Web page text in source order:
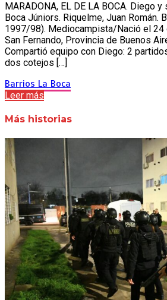
MARADONA, EL DE LA BOCA. Diego
Boca Júniors. Riquelme, Juan Román.
1997/98). Mediocampista/Nació el 24
San Fernando, Provincia de Buenos
Compartió equipo con Diego: 2
dos cotejos […]
Barrios La Boca
Leer más
Más historias